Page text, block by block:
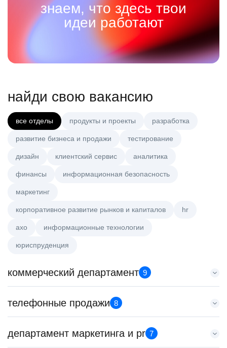
знаем, что здесь твои
идеи работают
найди свою вакансию
все отделы продукты и проекты разработка
развитие бизнеса и продажи тестирование
дизайн клиентский сервис аналитика
финансы информационная безопасность
маркетинг
корпоративное развитие рынков и капиталов hr
axo информационные технологии
юриспруденция
коммерческий департамент 9
Аналитик данных (направление Enterprise продаж)
HeadHunter::Коммерческий департамент
з/п не указана
телефонные продажи 8
Менеджер по продажам в сегменте среднего и крупного
бизнеса
департамент маркетинга и pr 7